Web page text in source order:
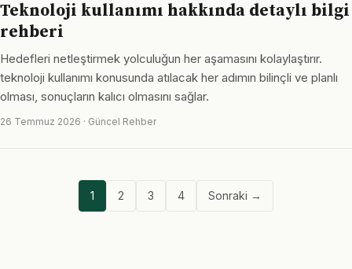
Teknoloji kullanımı hakkında detaylı bilgi
rehberi
Hedefleri netleştirmek yolculuğun her aşamasını kolaylaştırır.
teknoloji kullanımı konusunda atılacak her adımın bilinçli ve planlı
olması, sonuçların kalıcı olmasını sağlar.
26 Temmuz 2026 · Güncel Rehber
1 2 3 4 Sonraki →